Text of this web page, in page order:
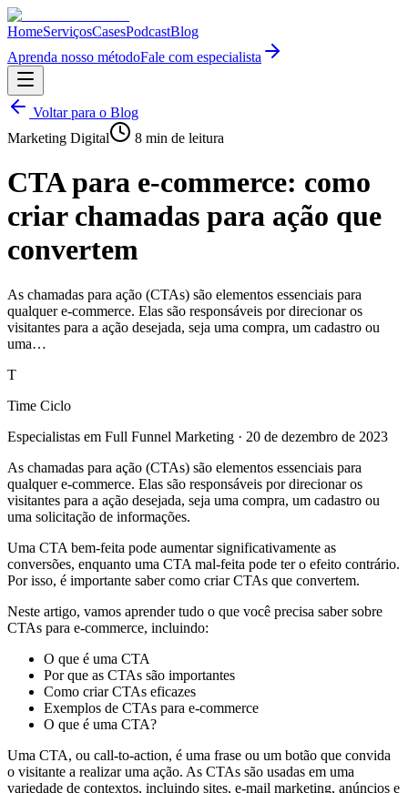
HomeServiçosCasesPodcastBlog
Aprenda nosso métodoFale com especialista
Voltar para o Blog
Marketing Digital
8 min de leitura
CTA para e-commerce: como
criar chamadas para ação que
convertem
As chamadas para ação (CTAs) são elementos essenciais para
qualquer e-commerce. Elas são responsáveis por direcionar os
visitantes para a ação desejada, seja uma compra, um cadastro ou
uma…
T
Time Ciclo
Especialistas em Full Funnel Marketing · 20 de dezembro de 2023
As chamadas para ação (CTAs) são elementos essenciais para
qualquer e-commerce. Elas são responsáveis por direcionar os
visitantes para a ação desejada, seja uma compra, um cadastro ou
uma solicitação de informações.
Uma CTA bem-feita pode aumentar significativamente as
conversões, enquanto uma CTA mal-feita pode ter o efeito contrário.
Por isso, é importante saber como criar CTAs que convertem.
Neste artigo, vamos aprender tudo o que você precisa saber sobre
CTAs para e-commerce, incluindo:
O que é uma CTA
Por que as CTAs são importantes
Como criar CTAs eficazes
Exemplos de CTAs para e-commerce
O que é uma CTA?
Uma CTA, ou call-to-action, é uma frase ou um botão que convida
o visitante a realizar uma ação. As CTAs são usadas em uma
variedade de contextos, incluindo sites, e-mail marketing, anúncios e